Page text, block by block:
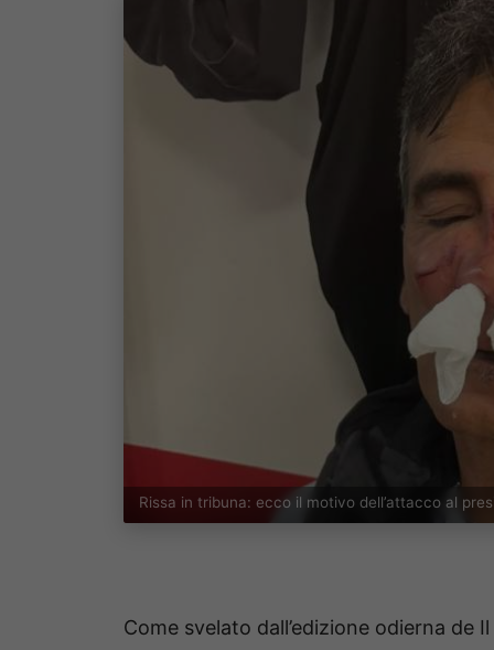
Rissa in tribuna: ecco il motivo dell’attacco al
Come svelato dall’edizione odierna de